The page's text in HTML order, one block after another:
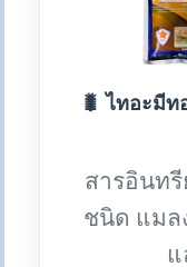
🐛 ไทอะมี
สารอินท
ชนิด แมล